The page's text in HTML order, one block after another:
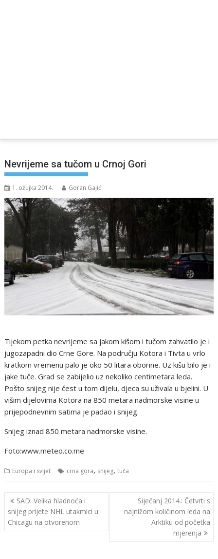
Nevrijeme sa tučom u Crnoj Gori
1. ožujka 2014. Goran Gajić
Tijekom petka nevrijeme sa jakom kišom i tučom zahvatilo je i
jugozapadni dio Crne Gore. Na području Kotora i Tivta u vrlo
kratkom vremenu palo je oko 50 litara oborine. Uz kišu bilo je i
jake tuče. Grad se zabijelio uz nekoliko centimetara leda.
Pošto snijeg nije čest u tom dijelu, djeca su uživala u bjelini. U
višim dijelovima Kotora na 850 metara nadmorske visine u
prijepodnevnim satima je padao i snijeg.
Snijeg iznad 850 metara nadmorske visine.
Foto:www.meteo.co.me
Europa i svijet crna gora, snijeg,tuča
Navigacija
objava
SAD: Velika hladnoća i
snijeg prijete NHL utakmici u
Chicagu na otvorenom
Siječanj 2014.: Četvrti s
najnižom količinom leda na
Arktiku od početka
mjerenja